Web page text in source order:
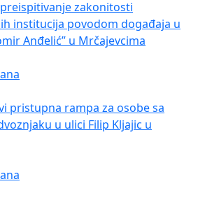
zakonitosti
institucija povodom događaja u
Anđelić” u Mrčajevcima
pristupna rampa za osobe sa
u ulici Filip Kljajic u